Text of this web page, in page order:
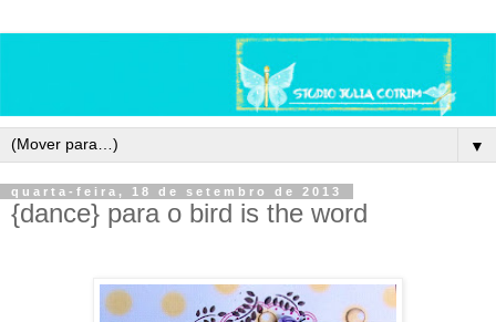
▼
quarta-feira, 18 de setembro de 2013
{dance} para o bird is the word